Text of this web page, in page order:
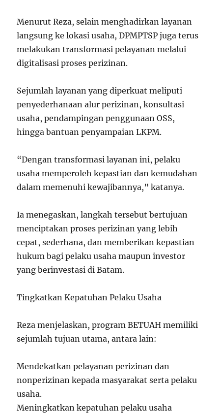
Menurut Reza, selain menghadirkan layanan
langsung ke lokasi usaha, DPMPTSP juga terus
melakukan transformasi pelayanan melalui
digitalisasi proses perizinan.
Sejumlah layanan yang diperkuat meliputi
penyederhanaan alur perizinan, konsultasi
usaha, pendampingan penggunaan OSS,
hingga bantuan penyampaian LKPM.
“Dengan transformasi layanan ini, pelaku
usaha memperoleh kepastian dan kemudahan
dalam memenuhi kewajibannya,” katanya.
Ia menegaskan, langkah tersebut bertujuan
menciptakan proses perizinan yang lebih
cepat, sederhana, dan memberikan kepastian
hukum bagi pelaku usaha maupun investor
yang berinvestasi di Batam.
Tingkatkan Kepatuhan Pelaku Usaha
Reza menjelaskan, program BETUAH memiliki
sejumlah tujuan utama, antara lain:
Mendekatkan pelayanan perizinan dan
nonperizinan kepada masyarakat serta pelaku
usaha.
Meningkatkan kepatuhan pelaku usaha